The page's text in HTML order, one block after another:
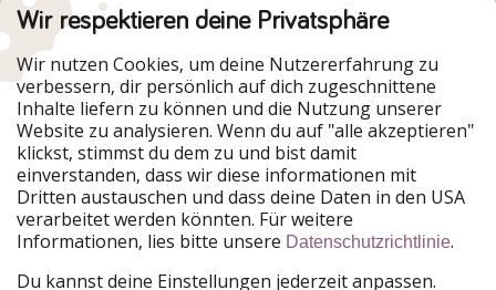
Urlaubspiraten ist Teil der HolidayPirates Group
Unsere Märkte
PiratinViaggio
HolidayPirates
VakantiePiraten
WakacyjniPiraci
VoyagesPirates
Ferienpiraten
Urlaubspiraten
ViajerosPiratas
TravelPirates
Wir respektieren deine Privatsphäre
Wir nutzen Cookies, um deine Nutzererfahrung zu
verbessern, dir persönlich auf dich zugeschnittene
Inhalte liefern zu können und die Nutzung unserer
Website zu analysieren. Wenn du auf "alle akzeptieren"
klickst, stimmst du dem zu und bist damit
einverstanden, dass wir diese informationen mit
Dritten austauschen und dass deine Daten in den USA
verarbeitet werden könnten. Für weitere
Informationen, lies bitte unsere Datenschutzrichtlinie.
Du kannst deine Einstellungen jederzeit anpassen.